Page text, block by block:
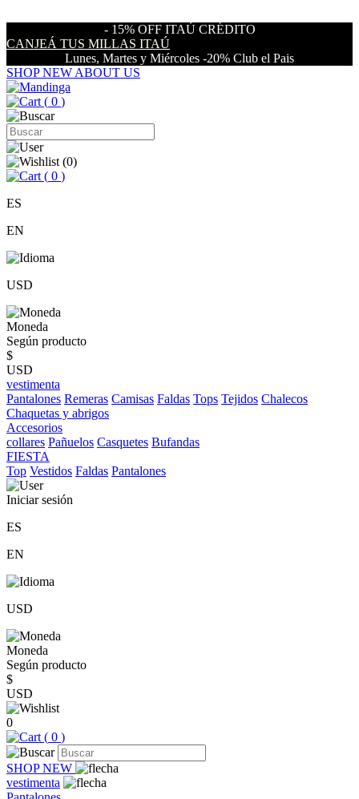
- 15% OFF ITAÚ CRÉDITO
CANJEÁ TUS MILLAS ITAÚ
Lunes, Martes y Miércoles -20% Club el Pais
SHOP NEW ABOUT US
( 0 )
(0)
( 0 )
ES
EN
USD
Moneda
Según producto
$
USD
vestimenta
Pantalones Remeras Camisas Faldas Tops Tejidos Chalecos
Chaquetas y abrigos
Accesorios
collares Pañuelos Casquetes Bufandas
FIESTA
Top Vestidos Faldas Pantalones
Iniciar sesión
ES
EN
USD
Moneda
Según producto
$
USD
0
( 0 )
SHOP NEW
vestimenta